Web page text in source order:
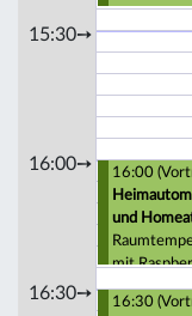
15:30➙
16:00➙
16:30➙
16:00
und
mit
16:30